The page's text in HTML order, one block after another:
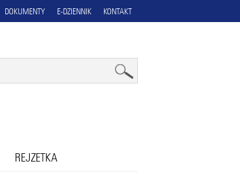
DOKUMENTY E-DZIENNIK KONTAKT
REJZETKA